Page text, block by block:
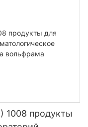
1008 продукты